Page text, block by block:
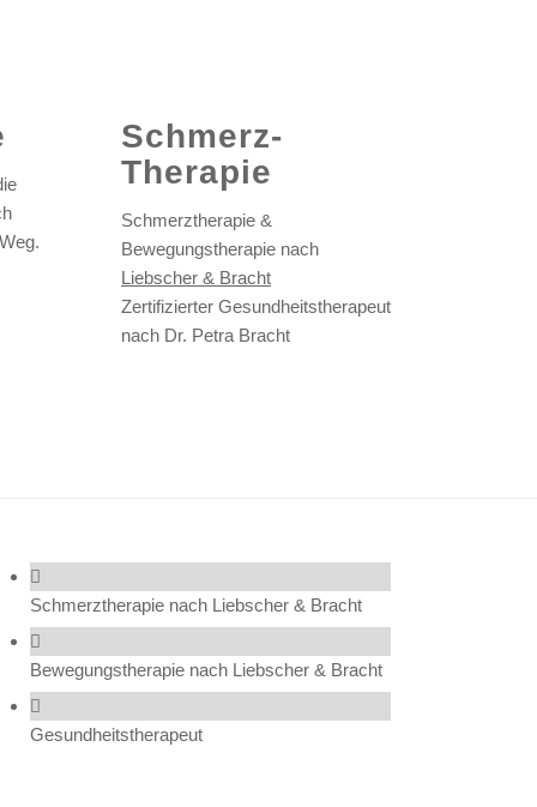
Schmerz-
Therapie
Schmerztherapie &
Bewegungstherapie nach
Liebscher & Bracht
Zertifizierter Gesundheitstherapeut
nach Dr. Petra Bracht
Schmerztherapie nach Liebscher & Bracht
Bewegungstherapie nach Liebscher & Bracht
Gesundheitstherapeut